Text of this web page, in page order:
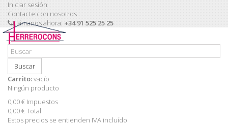
Iniciar sesión
Contacte con nosotros
Llámanos ahora: +34 91 525 25 25
Buscar
Carrito:vacío
Ningún producto
0,00 € Impuestos
0,00 €Total
Estos precios se entienden IVA incluído